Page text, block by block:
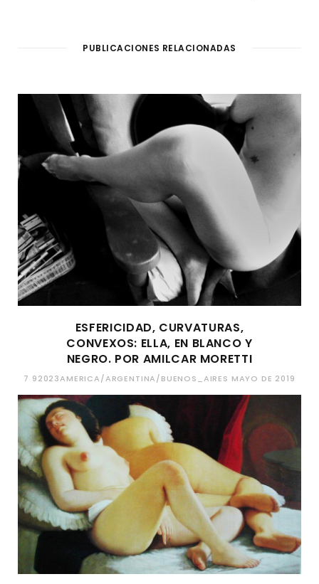
PUBLICACIONES RELACIONADAS
ESFERICIDAD, CURVATURAS,
CONVEXOS: ELLA, EN BLANCO Y
NEGRO. POR AMILCAR MORETTI
7 92023AMERICA/ARGENTINA/BUENOS_AIRES MAYO DE 2019